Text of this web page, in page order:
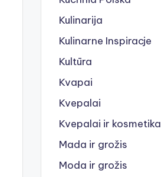
Kulinarija
Kulinarne Inspiracje
Kultūra
Kvapai
Kvepalai
Kvepalai ir kosmetika
Mada ir grožis
Moda ir grožis